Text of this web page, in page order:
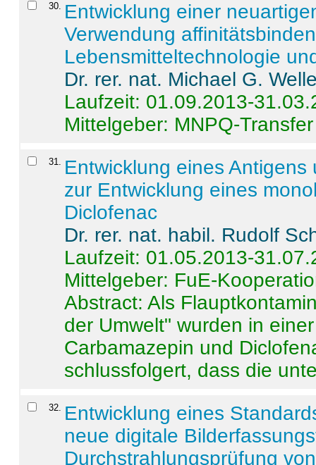
30. Entwicklung einer
Verwendung
Lebensmitteltechnologie
Dr. rer. nat. Michael G.
Laufzeit: 01.09.2013-
Mittelgeber: MNPQ-Transfer
31. Entwicklung eines
zur Entwicklung eines
Diclofenac
Dr. rer. nat. habil. Rudolf
Laufzeit: 01.05.2013-
Mittelgeber: FuE-
Abstract:Als
der Umwelt" wurden in
Carbamazepin und
schlussfolgert, dass die
32. Entwicklung eines
neue digitale
Durchstrahlungsprüfung